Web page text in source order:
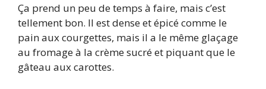
Ça prend un peu de temps à faire, mais c’est
tellement bon. Il est dense et épicé comme le
pain aux courgettes, mais il a le même glaçage
au fromage à la crème sucré et piquant que le
gâteau aux carottes.